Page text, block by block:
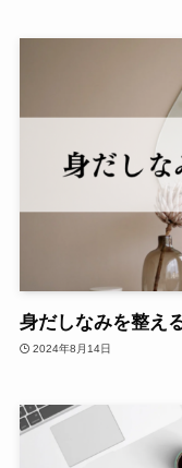
身だしなみを整え
2024年8月14日